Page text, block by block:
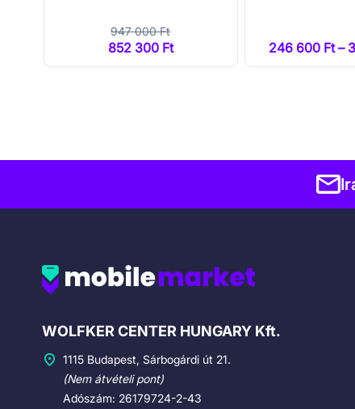
947 000 Ft
852 300 Ft 246 600 Ft –
Cégadatok
WOLFKER CENTER HUNGARY Kft.
1115 Budapest, Sárbogárdi út 21.
(Nem átvételi pont)
Adószám: 26179724-2-43